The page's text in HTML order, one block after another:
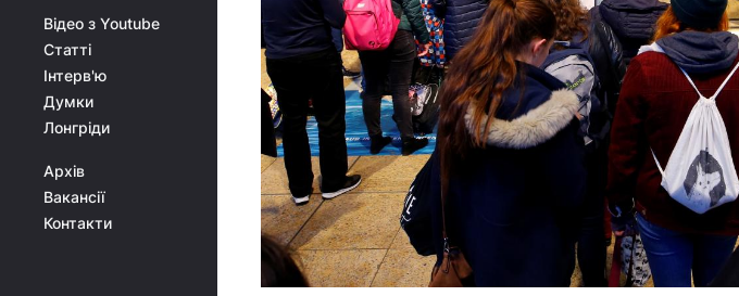
Відео з Youtube
Статті
Інтерв'ю
Думки
Лонгріди
Архів
Вакансії
Контакти